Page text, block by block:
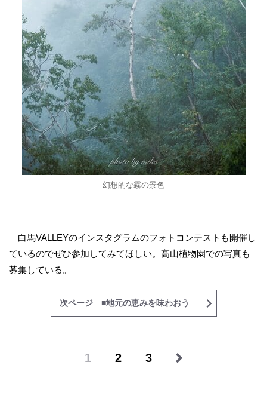
幻想的な霧の景色
白馬VALLEYのインスタグラムのフォトコンテストも開催し
ているのでぜひ参加してみてほしい。高山植物園での写真も
募集している。
次ページ ■地元の恵みを味わおう
1 2 3